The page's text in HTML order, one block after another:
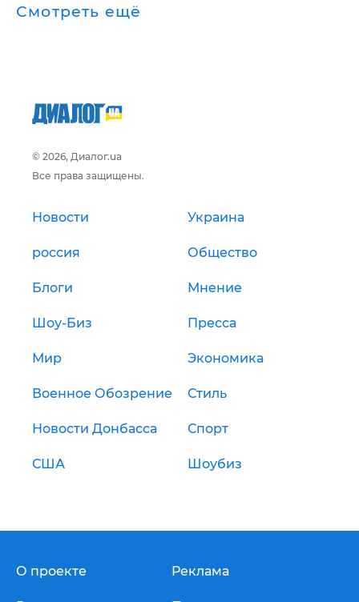
Смотреть ещё
© 2026, Диалог.ua
Все права защищены.
Новости Украина
россия Общество
Блоги Мнение
Шоу-Биз Пресса
Мир Экономика
Военное Обозрение Стиль
Новости Донбасса Спорт
США Шоубиз
О проекте Реклама